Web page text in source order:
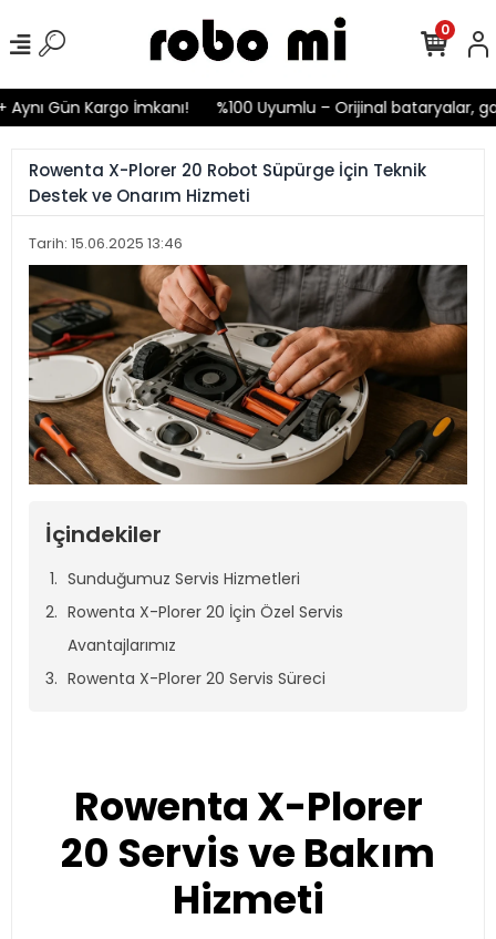
Gün Kargo İmkanı! %100 Uyumlu – Orijinal bataryalar,
0
Rowenta X-Plorer 20 Robot Süpürge İçin Teknik
Destek ve Onarım Hizmeti
Tarih: 15.06.2025 13:46
İçindekiler
Sunduğumuz Servis Hizmetleri
Rowenta X-Plorer 20 İçin Özel Servis
Avantajlarımız
Rowenta X-Plorer 20 Servis Süreci
Rowenta X-Plorer
20 Servis ve Bakım
Hizmeti